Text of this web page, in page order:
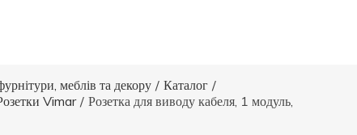
меблів та декору / Каталог /
Vimar / Розетка для виводу кабеля, 1 модуль,